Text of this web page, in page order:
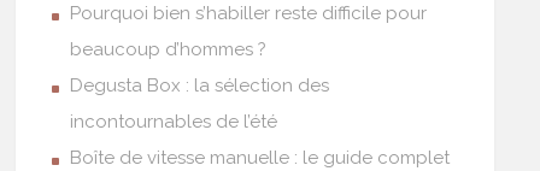
Pourquoi bien s’habiller reste difficile pour
beaucoup d’hommes ?
Degusta Box : la sélection des
incontournables de l’été
Boîte de vitesse manuelle : le guide complet